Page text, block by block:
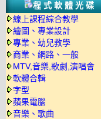
程式軟體光碟
線上課程綜合教學
繪圖、專業設計
專業、幼兒教學
商業、網路、一般
MTV,音樂,歌劇,演唱會
軟體合輯
字型
蘋果電腦
音樂、歌曲